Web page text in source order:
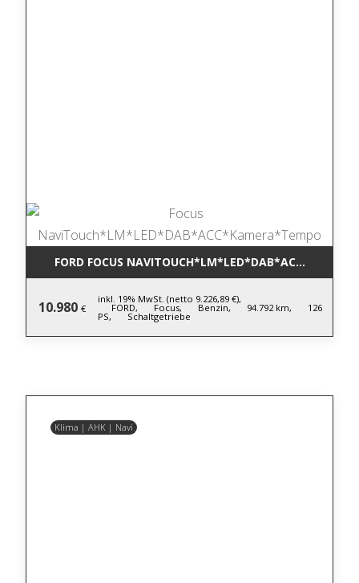
FORD FOCUS
10.980 €
inkl. 19% MwSt. (netto 9.226,89 €),
FORD, Focus, Benzin, 94.792 km, 126
PS, Schaltgetriebe
Klima | AHK | Navi